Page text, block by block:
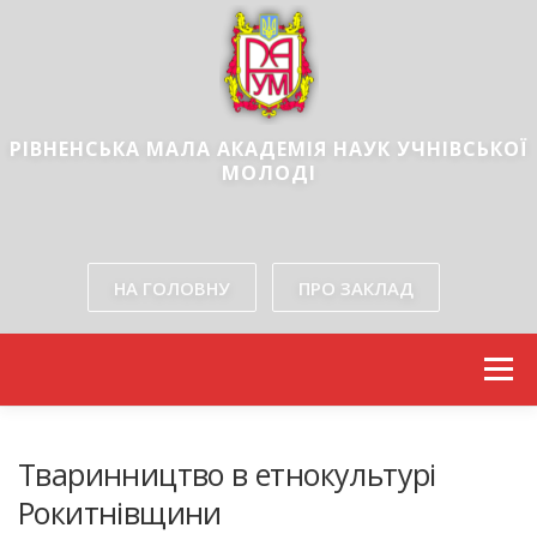
РІВНЕНСЬКА МАЛА АКАДЕМІЯ НАУК УЧНІВСЬКОЇ
МОЛОДІ
НА ГОЛОВНУ ПРО ЗАКЛАД
Menu
Тваринництво в етнокультурі
Рокитнівщини